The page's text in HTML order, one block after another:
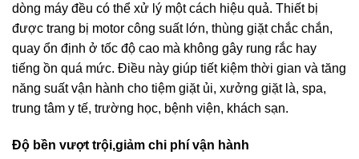
dòng máy đều có thể xử lý một cách hiệu quả. Thiết bị
được trang bị motor công suất lớn, thùng giặt chắc chắn,
quay ổn định ở tốc độ cao mà không gây rung rắc hay
tiếng ồn quá mức. Điều này giúp tiết kiệm thời gian và tăng
năng suất vận hành cho tiệm giặt ủi, xưởng giặt là, spa,
trung tâm y tế, trường học, bệnh viện, khách sạn.
Độ bền vượt trội,giảm chi phí vận hành